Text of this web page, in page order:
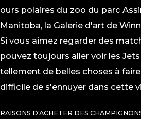
ours polaires du zoo du parc
Manitoba, la Galerie d'art de
Si vous aimez regarder des
pouvez toujours aller voir les
tellement de belles choses à
difficile de s'ennuyer dans cette
RAISONS D'ACHETER DES